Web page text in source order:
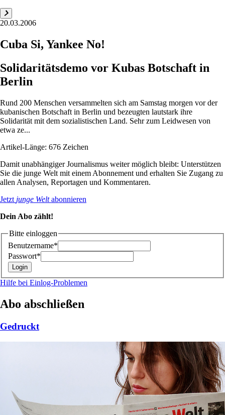
20.03.2006
Cuba Si, Yankee No!
Solidaritätsdemo vor Kubas Botschaft in
Berlin
Rund 200 Menschen versammelten sich am Samstag morgen vor der
kubanischen Botschaft in Berlin und bezeugten lautstark ihre
Solidarität mit dem sozialistischen Land. Sehr zum Leidwesen von
etwa ze...
Artikel-Länge: 676 Zeichen
Damit unabhängiger Journalismus weiter möglich bleibt: Unterstützen
Sie die junge Welt mit einem Abonnement und erhalten Sie Zugang zu
allen Analysen, Reportagen und Kommentaren.
Jetzt junge Weltabonnieren
Dein Abo zählt!
Bitte einloggen
Benutzername*
Passwort*
Hilfe bei Einlog-Problemen
Abo abschließen
Gedruckt